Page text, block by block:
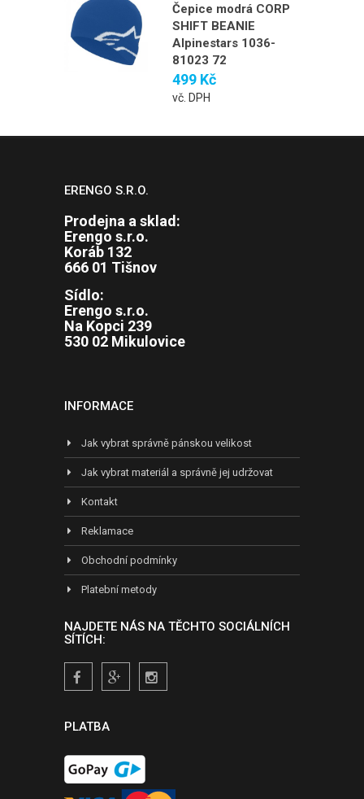
Čepice modrá CORP
SHIFT BEANIE
Alpinestars 1036-
81023 72
499 Kč
vč. DPH
ERENGO S.R.O.
Prodejna a sklad:
Erengo s.r.o.
Koráb 132
666 01 Tišnov
Sídlo:
Erengo s.r.o.
Na Kopci 239
530 02 Mikulovice
INFORMACE
Jak vybrat správně pánskou velikost
Jak vybrat materiál a správně jej udržovat
Kontakt
Reklamace
Obchodní podmínky
Platební metody
NAJDETE NÁS NA TĚCHTO SOCIÁLNÍCH
SÍTÍCH:
PLATBA